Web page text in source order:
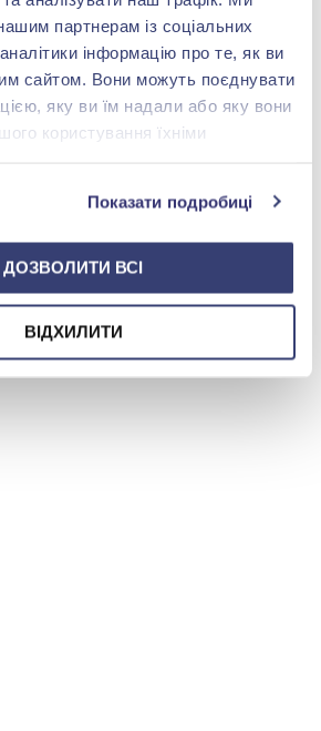
партнерам із соціальних
інформацію про те, як ви
сайтом. Вони можуть поєднувати
яку ви їм надали або яку вони
користування їхніми
Показати подробиці
ДОЗВОЛИТИ ВСІ
ВІДХИЛИТИ
0 800 501 276